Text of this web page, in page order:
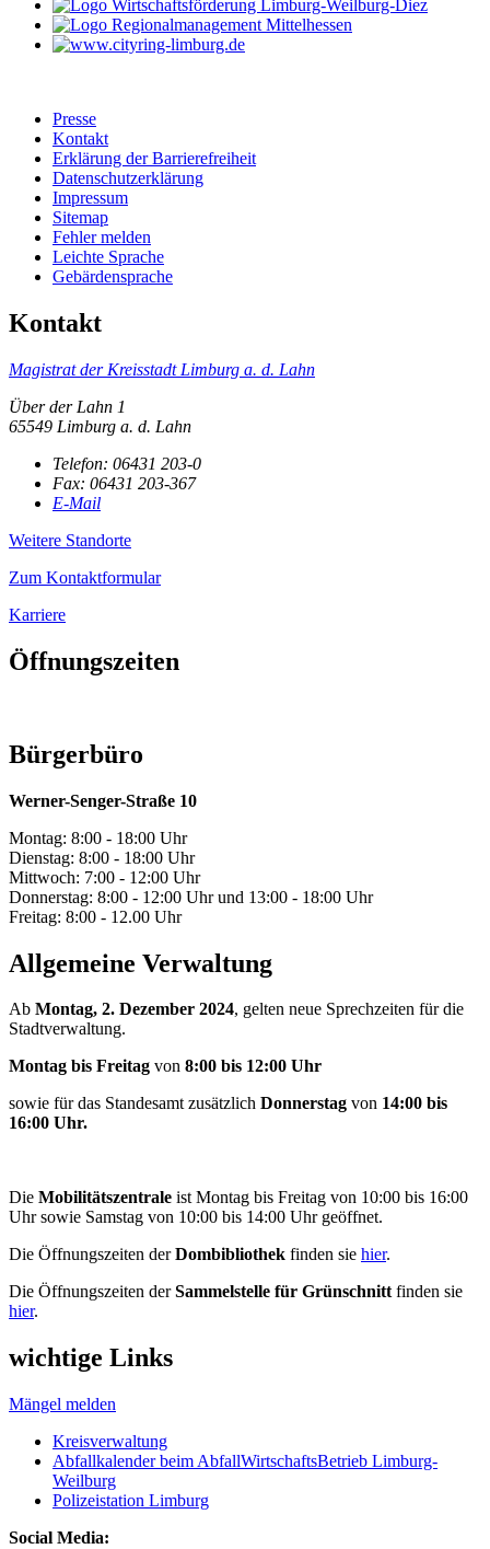
Presse
Kontakt
Erklärung der Barrierefreiheit
Datenschutzerklärung
Impressum
Sitemap
Fehler melden
Leichte Sprache
Gebärdensprache
Kontakt
Magistrat der Kreisstadt Limburg a. d. Lahn
Über der Lahn 1
65549 Limburg a. d. Lahn
Telefon: 06431 203-0
Fax: 06431 203-367
E-Mail
Weitere Standorte
Zum Kontaktformular
Karriere
Öffnungszeiten
Bürgerbüro
Werner-Senger-Straße 10
Montag: 8:00 - 18:00 Uhr
Dienstag: 8:00 - 18:00 Uhr
Mittwoch: 7:00 - 12:00 Uhr
Donnerstag: 8:00 - 12:00 Uhr und 13:00 - 18:00 Uhr
Freitag: 8:00 - 12.00 Uhr
Allgemeine Verwaltung
Ab Montag, 2. Dezember 2024, gelten neue Sprechzeiten für die
Stadtverwaltung.
Montag bis Freitag von 8:00 bis 12:00 Uhr
sowie für das Standesamt zusätzlich Donnerstag von 14:00 bis
16:00 Uhr.
Die Mobilitätszentrale ist Montag bis Freitag von 10:00 bis 16:00
Uhr sowie Samstag von 10:00 bis 14:00 Uhr geöffnet.
Die Öffnungszeiten derDombibliothek finden sie hier.
Die Öffnungszeiten derSammelstelle für Grünschnittfinden sie
hier.
wichtige Links
Mängel melden
Kreisverwaltung
Abfallkalender beim AbfallWirtschaftsBetrieb Limburg-
Weilburg
Polizeistation Limburg
Social Media: